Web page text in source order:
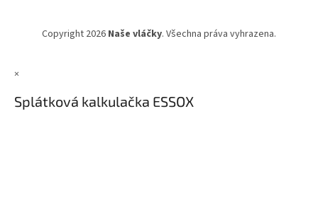
Copyright 2026 Naše vláčky. Všechna práva vyhrazena.
×
Splátková kalkulačka ESSOX